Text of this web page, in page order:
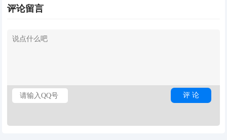
评论留言